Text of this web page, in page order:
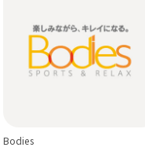
Bodies